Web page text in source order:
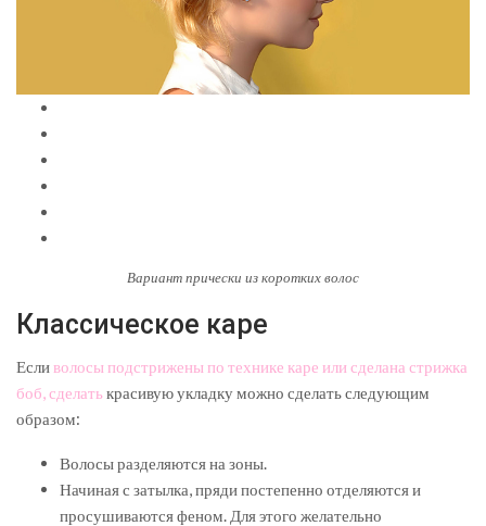
Вариант прически из коротких волос
Классическое каре
Есливолосы подстрижены по технике каре или сделана стрижка
боб, сделатькрасивую укладку можно сделать следующим
образом:
Волосы разделяются на зоны.
Начиная с затылка, пряди постепенно отделяются и
просушиваются феном. Для этого желательно